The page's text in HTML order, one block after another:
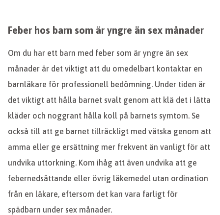
Feber hos barn som är yngre än sex månader
Om du har ett barn med feber som är yngre än sex
månader är det viktigt att du omedelbart kontaktar en
barnläkare för professionell bedömning. Under tiden är
det viktigt att hålla barnet svalt genom att klä det i lätta
kläder och noggrant hålla koll på barnets symtom. Se
också till att ge barnet tillräckligt med vätska genom att
amma eller ge ersättning mer frekvent än vanligt för att
undvika uttorkning. Kom ihåg att även undvika att ge
febernedsättande eller övrig läkemedel utan ordination
från en läkare, eftersom det kan vara farligt för
spädbarn under sex månader.